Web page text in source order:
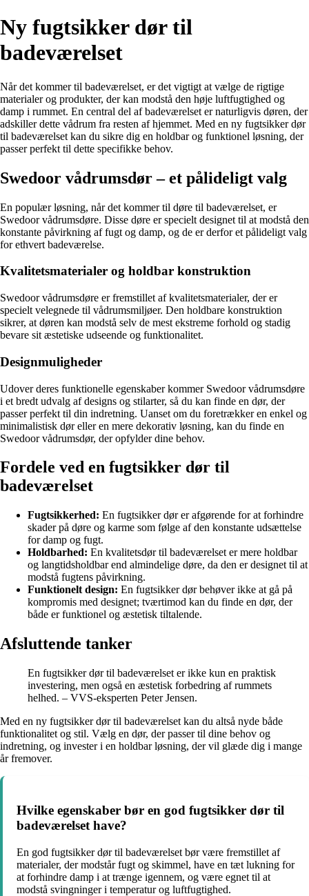
Ny fugtsikker dør til
badeværelset
Når det kommer til badeværelset, er det vigtigt at vælge de rigtige
materialer og produkter, der kan modstå den høje luftfugtighed og
damp i rummet. En central del af badeværelset er naturligvis døren, der
adskiller dette vådrum fra resten af hjemmet. Med en ny fugtsikker dør
til badeværelset kan du sikre dig en holdbar og funktionel løsning, der
passer perfekt til dette specifikke behov.
Swedoor vådrumsdør – et pålideligt valg
En populær løsning, når det kommer til døre til badeværelset, er
Swedoor vådrumsdøre. Disse døre er specielt designet til at modstå den
konstante påvirkning af fugt og damp, og de er derfor et pålideligt valg
for ethvert badeværelse.
Kvalitetsmaterialer og holdbar konstruktion
Swedoor vådrumsdøre er fremstillet af kvalitetsmaterialer, der er
specielt velegnede til vådrumsmiljøer. Den holdbare konstruktion
sikrer, at døren kan modstå selv de mest ekstreme forhold og stadig
bevare sit æstetiske udseende og funktionalitet.
Designmuligheder
Udover deres funktionelle egenskaber kommer Swedoor vådrumsdøre
i et bredt udvalg af designs og stilarter, så du kan finde en dør, der
passer perfekt til din indretning. Uanset om du foretrækker en enkel og
minimalistisk dør eller en mere dekorativ løsning, kan du finde en
Swedoor vådrumsdør, der opfylder dine behov.
Fordele ved en fugtsikker dør til
badeværelset
Fugtsikkerhed: En fugtsikker dør er afgørende for at forhindre
skader på døre og karme som følge af den konstante udsættelse
for damp og fugt.
Holdbarhed: En kvalitetsdør til badeværelset er mere holdbar
og langtidsholdbar end almindelige døre, da den er designet til at
modstå fugtens påvirkning.
Funktionelt design: En fugtsikker dør behøver ikke at gå på
kompromis med designet; tværtimod kan du finde en dør, der
både er funktionel og æstetisk tiltalende.
Afsluttende tanker
En fugtsikker dør til badeværelset er ikke kun en praktisk
investering, men også en æstetisk forbedring af rummets
helhed. – VVS-eksperten Peter Jensen.
Med en ny fugtsikker dør til badeværelset kan du altså nyde både
funktionalitet og stil. Vælg en dør, der passer til dine behov og
indretning, og invester i en holdbar løsning, der vil glæde dig i mange
år fremover.
Hvilke egenskaber bør en god fugtsikker dør til
badeværelset have?
En god fugtsikker dør til badeværelset bør være fremstillet af
materialer, der modstår fugt og skimmel, have en tæt lukning for
at forhindre damp i at trænge igennem, og være egnet til at
modstå svingninger i temperatur og luftfugtighed.